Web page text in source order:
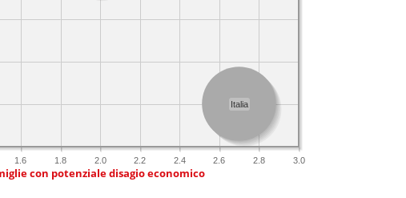
1.6 1.8 2.0 2.2 2.4 2.6 2.8 3.0
Italia
con potenziale disagio economico